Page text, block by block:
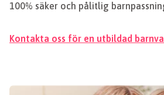
100% säker och pålitlig
Kontakta oss för en utbildad